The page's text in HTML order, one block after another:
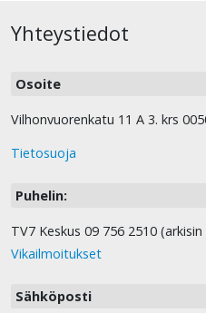
Yhteystiedot
Osoite
Vilhonvuorenkatu 11 A 3. krs
Tietosuoja
Puhelin:
TV7 Keskus 09 756 2510
Vikailmoitukset
Sähköposti